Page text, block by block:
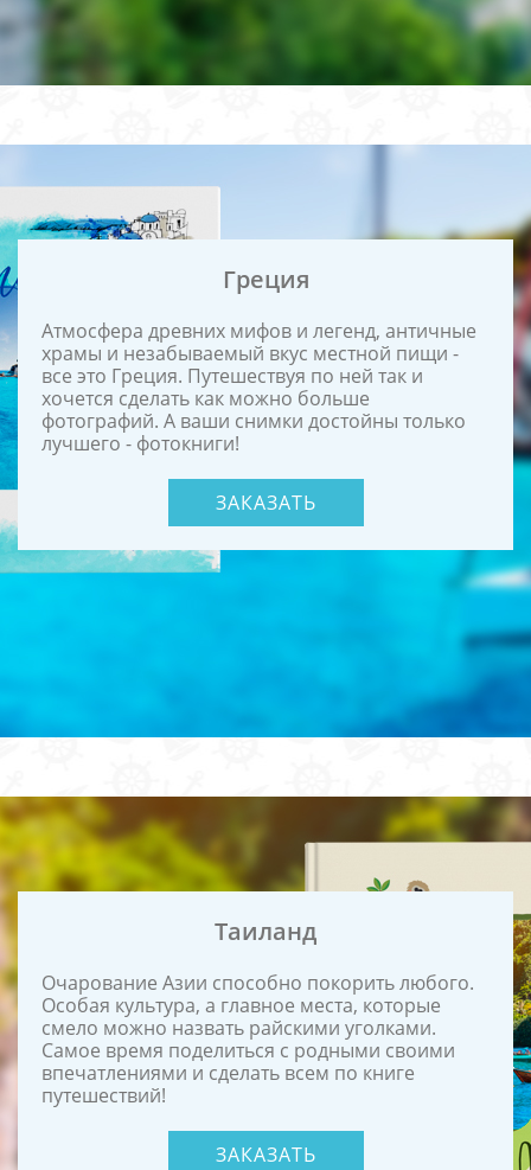
Греция
Атмосфера древних мифов и легенд, античные
храмы и незабываемый вкус местной пищи -
все это Греция. Путешествуя по ней так и
хочется сделать как можно больше
фотографий. А ваши снимки достойны только
лучшего - фотокниги!
ЗАКАЗАТЬ
Таиланд
Очарование Азии способно покорить любого.
Особая культура, а главное места, которые
смело можно назвать райскими уголками.
Самое время поделиться с родными своими
впечатлениями и сделать всем по книге
путешествий!
ЗАКАЗАТЬ